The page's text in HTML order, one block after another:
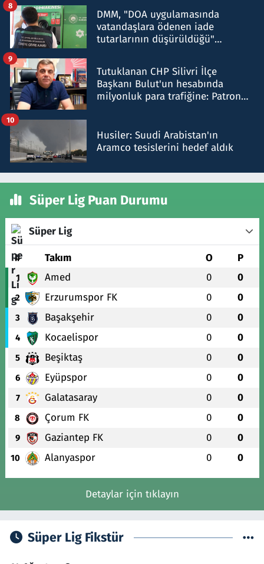
DMM, "DOA uygulamasında
vatandaşlara ödenen iade
tutarlarının düşürüldüğü"
8
Tutuklanan CHP Silivri İlçe
Başkanı Bulut'un hesabında
milyonluk para trafiğine: Patron
9
Husiler: Suudi Arabistan'ın
Aramco tesislerini hedef aldık
10
Süper Lig Puan Durumu
Süper Lig
# Takım O P
1 Amed 0 0
2 Erzurumspor FK 0 0
3 Başakşehir 0 0
4 Kocaelispor 0 0
5 Beşiktaş 0 0
6 Eyüpspor 0 0
7 Galatasaray 0 0
8 Çorum FK 0 0
9 Gaziantep FK 0 0
10 Alanyaspor 0 0
Detaylar için tıklayın
Süper Lig Fikstür